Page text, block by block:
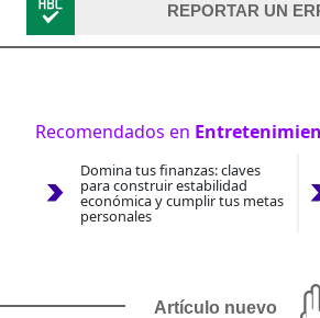
REPORTAR UN
Recomendados en
Domina tus finanzas: claves
para construir estabilidad
económica y cumplir tus metas
personales
Artículo nuevo